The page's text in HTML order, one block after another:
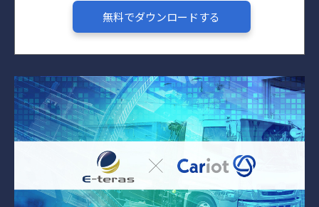
無料でダウンロードする